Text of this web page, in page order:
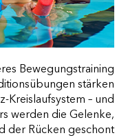
Bewegungstraining
stärken
Kreislaufsystem – und
werden die Gelenke,
der Rücken geschont.